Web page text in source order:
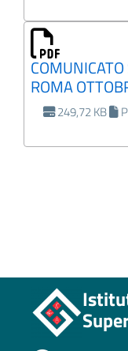
ROMA
249,72 KB